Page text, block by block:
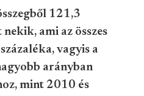
121,3
ami az összes
vagyis a
arányban
mint 2010 és